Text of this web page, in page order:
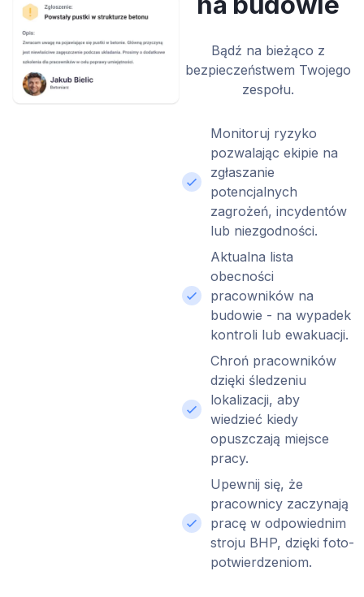
Bądź na bieżąco z
bezpieczeństwem Twojego
zespołu.
Monitoruj ryzyko
pozwalając ekipie na
zgłaszanie
potencjalnych
zagrożeń, incydentów
lub niezgodności.
Aktualna lista
obecności
pracowników na
budowie - na wypadek
kontroli lub ewakuacji.
Chroń pracowników
dzięki śledzeniu
lokalizacji, aby
wiedzieć kiedy
opuszczają miejsce
pracy.
Upewnij się, że
pracownicy zaczynają
pracę w odpowiednim
stroju BHP, dzięki foto-
potwierdzeniom.